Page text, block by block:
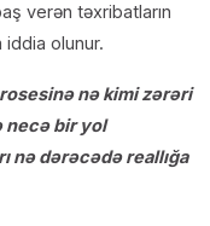
verən təxribatların
iddia olunur.
nə kimi zərəri
necə bir yol
nə dərəcədə reallığa